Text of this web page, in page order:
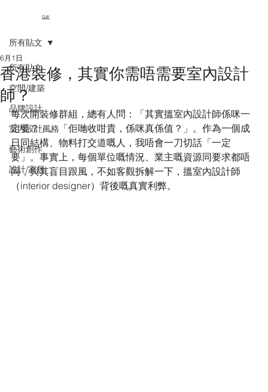
CLAY
所有貼文
空間/建築
品牌設計
室內設計風格
藝術創作
設計/家居
所有貼文
香港裝修，其實你需唔需要室內設計
師？
6月1日
每次開裝修群組，總有人問：「其實搵室內設計師係咪一
定要？」、「佢哋收咁貴，係咪真係值？」。作為一個成
日同結構、物料打交道嘅人，我唔會一刀切話「一定
要」。事實上，每個單位嘅情況、業主嘅資源同要求都唔
同，與其盲目跟風，不如客觀拆解一下，搵室內設計師
（interior designer）背後嘅真實利弊。